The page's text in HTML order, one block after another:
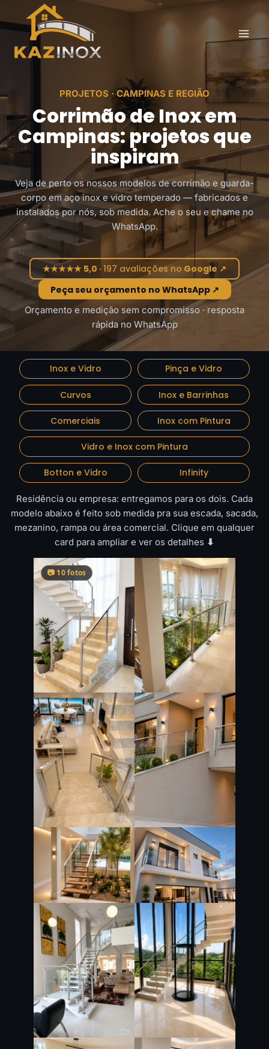
para
Conteúdo
PROJETOS · CAMPINAS E REGIÃO
Corrimão de Inox em
Campinas: projetos que
inspiram
Veja de perto os nossos modelos de corrimão e guarda-
corpo em aço inox e vidro temperado — fabricados e
instalados por nós, sob medida. Ache o seu e chame no
WhatsApp.
★★★★★ 5,0 ·197 avaliações no Google ↗
Peça seu orçamento no WhatsApp ↗
Orçamento e medição sem compromisso · resposta
rápida no WhatsApp
Inox e Vidro Pinça e Vidro
Curvos Inox e Barrinhas
Comerciais Inox com Pintura
Vidro e Inox com Pintura
Botton e Vidro Infinity
Residência ou empresa: entregamos para os dois. Cada
modelo abaixo é feito sob medida pra sua escada, sacada,
mezanino, rampa ou área comercial. Clique em qualquer
card para ampliar e ver os detalhes ⬇
📷 10 fotos